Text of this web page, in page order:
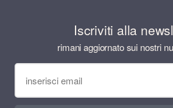
Iscriviti alla
rimani aggiornato sui nostri